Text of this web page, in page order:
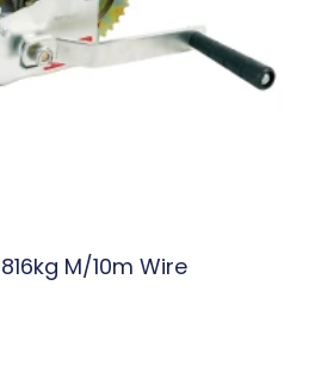
M/10m Wire